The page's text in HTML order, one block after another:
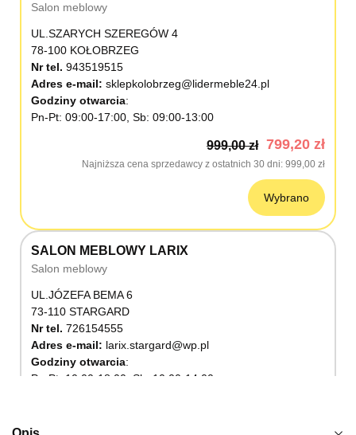
Salon meblowy
UL.SZARYCH SZEREGÓW 4
78-100 KOŁOBRZEG
Nr tel. 943519515
Adres e-mail: sklepkolobrzeg@lidermeble24.pl
Godziny otwarcia
Pn-Pt: 09:00-17:00, Sb: 09:00-13:00
999,00 zł 799,20 zł
Najniższa cena sprzedawcy z ostatnich 30 dni 999,00 zł
Wybrano
SALON MEBLOWY LARIX
Salon meblowy
UL.JÓZEFA BEMA 6
73-110 STARGARD
Nr tel. 726154555
Adres e-mail: larix.stargard@wp.pl
Godziny otwarcia
Pn-Pt: 10:00-18:00, Sb: 10:00-14:00